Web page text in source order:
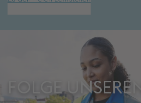
FOLGE UNSEREN